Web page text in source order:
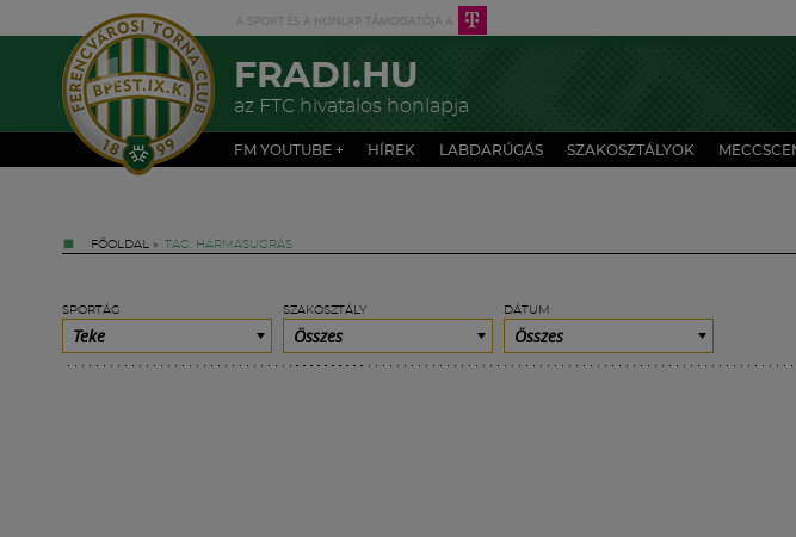
FRADI.HU
az FTC hivatalos honlapja
FM YOUTUBE + HÍREK LABDARÚGÁS SZAKOSZTÁLYOK
FŐOLDAL » TAG: HÁRMASUGRÁS
SPORTÁG
Teke
SZAKOSZTÁLY
Összes
DÁTUM
Összes